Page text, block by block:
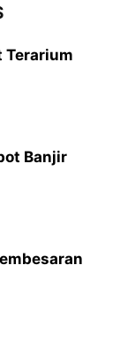
Terarium
Banjir